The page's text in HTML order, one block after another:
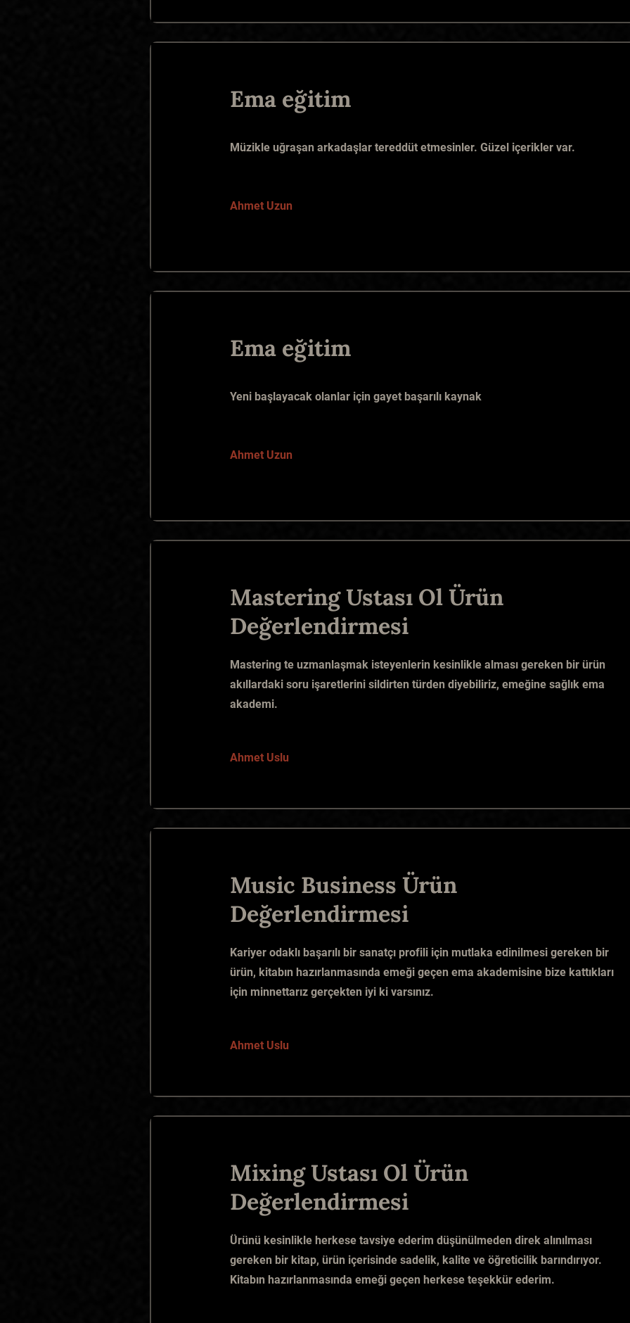
Ema eğitim
Müzikle uğraşan arkadaşlar tereddüt etmesinler. Güzel içerikler var.
Ahmet Uzun
Ema eğitim
Yeni başlayacak olanlar için gayet başarılı kaynak
Ahmet Uzun
Mastering Ustası Ol Ürün
Değerlendirmesi
Mastering te uzmanlaşmak isteyenlerin kesinlikle alması gereken bir ürün
akıllardaki soru işaretlerini sildirten türden diyebiliriz, emeğine sağlık ema
akademi.
Ahmet Uslu
Music Business Ürün
Değerlendirmesi
Kariyer odaklı başarılı bir sanatçı profili için mutlaka edinilmesi gereken bir
ürün, kitabın hazırlanmasında emeği geçen ema akademisine bize kattıkları
için minnettarız gerçekten iyi ki varsınız.
Ahmet Uslu
Mixing Ustası Ol Ürün
Değerlendirmesi
Ürünü kesinlikle herkese tavsiye ederim düşünülmeden direk alınılması
gereken bir kitap, ürün içerisinde sadelik, kalite ve öğreticilik barındırıyor.
Kitabın hazırlanmasında emeği geçen herkese teşekkür ederim.